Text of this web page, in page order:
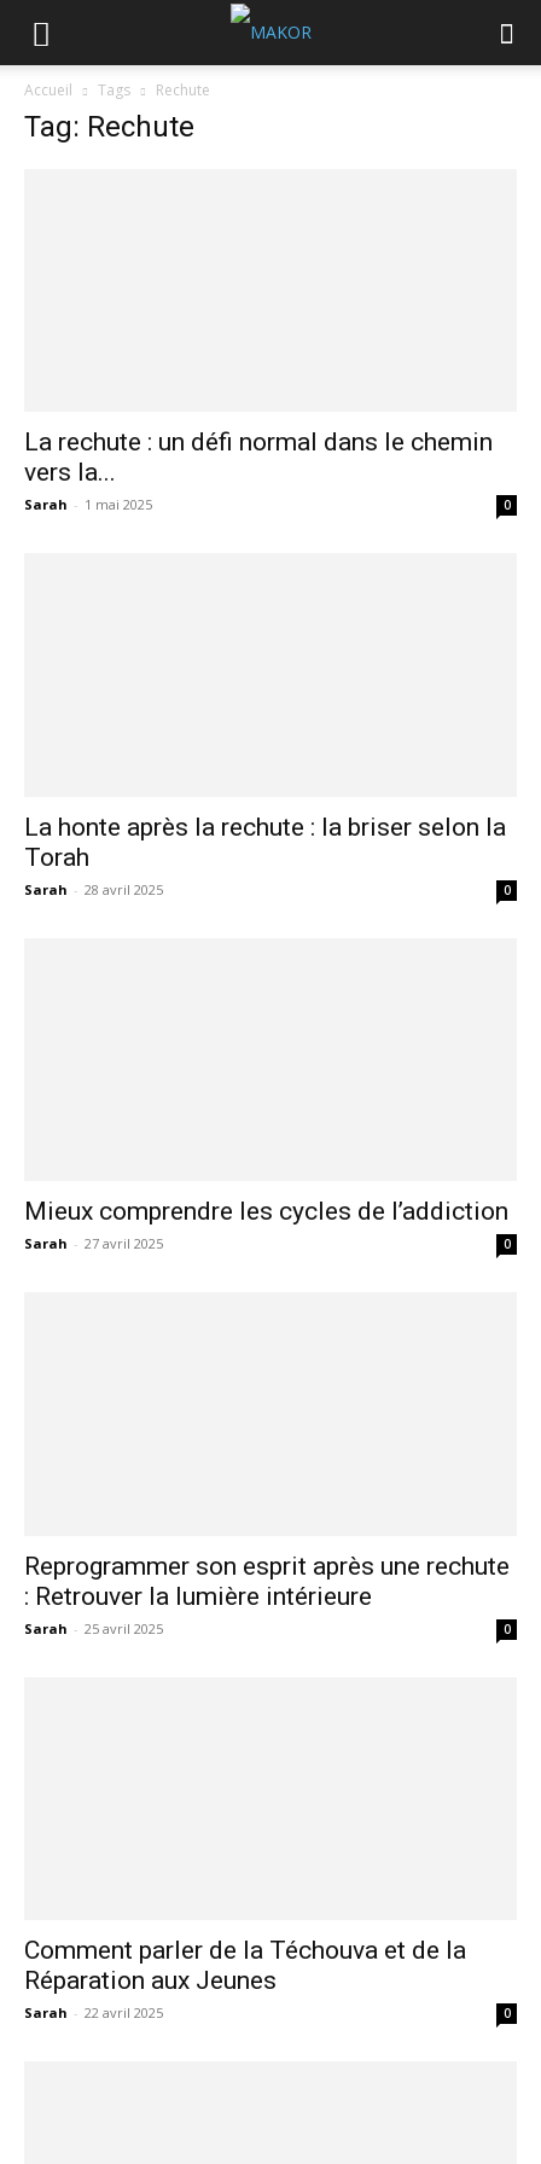
Accueil Tags Rechute
Tag: Rechute
La rechute : un défi normal dans le chemin
vers la...
Sarah - 1 mai 2025 0
La honte après la rechute : la briser selon la
Torah
Sarah - 28 avril 2025 0
Mieux comprendre les cycles de l’addiction
Sarah - 27 avril 2025 0
Reprogrammer son esprit après une rechute
: Retrouver la lumière intérieure
Sarah - 25 avril 2025 0
Comment parler de la Téchouva et de la
Réparation aux Jeunes
Sarah - 22 avril 2025 0